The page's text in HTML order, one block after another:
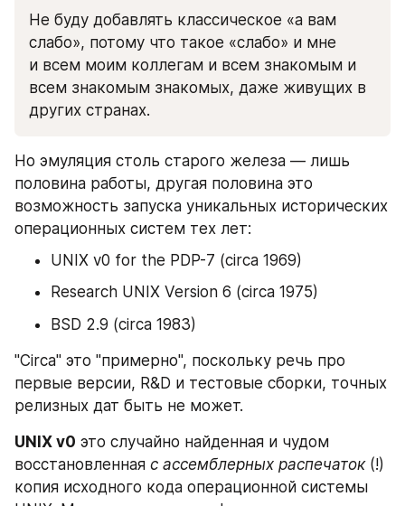
Не буду добавлять классическое «а вам
слабо», потому что такое «слабо» и мне
и всем моим коллегам и всем знакомым и
всем знакомым знакомых, даже живущих в
других странах.
Но эмуляция столь старого железа — лишь
половина работы, другая половина это
возможность запуска уникальных исторических
операционных систем тех лет:
UNIX v0 for the PDP-7 (circa 1969)
Research UNIX Version 6 (circa 1975)
BSD 2.9 (circa 1983)
"Circa" это "примерно", поскольку речь про
первые версии, R&D и тестовые сборки, точных
релизных дат быть не может.
UNIX v0 это случайно найденная и чудом
восстановленная с ассемблерных распечаток (!)
копия исходного кода операционной системы